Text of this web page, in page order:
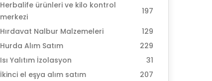
Herbalife ürünleri ve kilo kontrol
merkezi
197
Hırdavat Nalbur Malzemeleri
129
Hurda Alım Satım
229
Isı Yalıtım İzolasyon
31
İkinci el eşya alım satım
207